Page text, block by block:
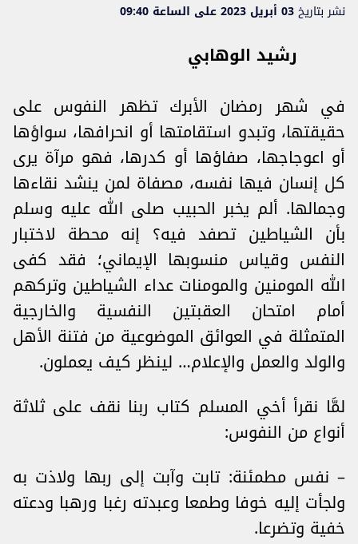
نشر بتاريخ03 أبريل 2023 على الساعة 09:40
رشيد الوهابي
في شهر رمضان الأبرك تظهر النفوس على
حقيقتها، وتبدو استقامتها أو انحرافها، سواؤها
أو اعوجاجها، صفاؤها أو كدرها، فهو مرآة يرى
كل إنسان فيها نفسه، مصفاة لمن ينشد نقاءها
وجمالها. ألم يخبر الحبيب صلى الله عليه وسلم
بأن الشياطين تصفد فيه؟ إنه محطة لاختبار
النفس وقياس منسوبها الإيماني؛ فقد كفى
الله المومنين والمومنات عداء الشياطين وتركهم
أمام امتحان العقبتين النفسية والخارجية
المتمثلة في العوائق الموضوعية من فتنة الأهل
والولد والعمل والإعلام… لينظر كيف يعملون.
لمَّا نقرأ أخي المسلم كتاب ربنا نقف على ثلاثة
أنواع من النفوس:
– نفس مطمئنة: تابت وآبت إلى ربها ولاذت به
ولجأت إليه خوفا وطمعا وعبدته رغبا ورهبا ودعته
خفية وتضرعا.